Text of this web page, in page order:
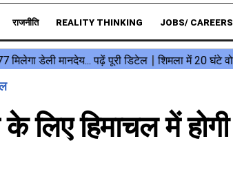
राजनीति REALITY THINKING JOBS/ CAREERS
हिमाचल में होगी